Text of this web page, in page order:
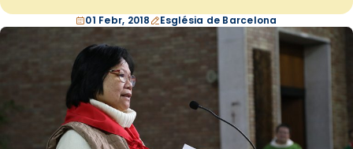
01 Febr, 2018 Església de Barcelona